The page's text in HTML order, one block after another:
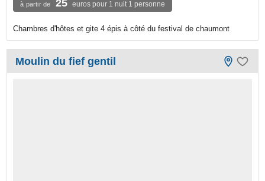
à partir de 25 euros pour 1 nuit 1 personne
Chambres d'hôtes et gite 4 épis à côté du festival de chaumont
Moulin du fief gentil